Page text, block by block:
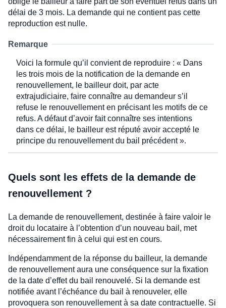
délai de 3 mois. La demande qui ne contient pas cette
reproduction est nulle.
Remarque
Voici la formule qu’il convient de reproduire : « Dans
les trois mois de la notification de la demande en
renouvellement, le bailleur doit, par acte
extrajudiciaire, faire connaître au demandeur s’il
refuse le renouvellement en précisant les motifs de ce
refus. A défaut d’avoir fait connaître ses intentions
dans ce délai, le bailleur est réputé avoir accepté le
principe du renouvellement du bail précédent ».
Quels sont les effets de la demande de
renouvellement ?
La demande de renouvellement, destinée à faire valoir le
droit du locataire à l’obtention d’un nouveau bail, met
nécessairement fin à celui qui est en cours.
Indépendamment de la réponse du bailleur, la demande
de renouvellement aura une conséquence sur la fixation
de la date d’effet du bail renouvelé. Si la demande est
notifiée avant l’échéance du bail à renouveler, elle
provoquera son renouvellement à sa date contractuelle. Si